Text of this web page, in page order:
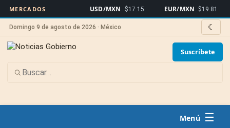
MERCADOS USD/MXN $17.15 EUR/MXN $19.81
Domingo 9 de agosto de 2026 · México ☾
Suscríbete
☰